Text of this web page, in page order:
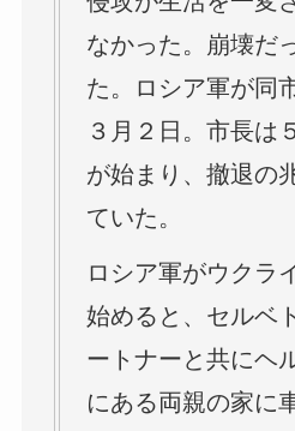
なかった。崩壊だ
た。ロシア軍が同
３月２日。市長は
が始まり、撤退の
ていた。
ロシア軍がウクラ
始めると、セルベ
ートナーと共にヘ
にある両親の家に